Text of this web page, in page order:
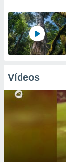
Vídeos